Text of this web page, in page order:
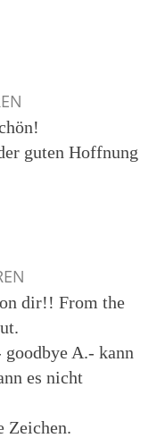
guten Hoffnung
dir!! From the
A.- kann
es nicht
Zeichen.